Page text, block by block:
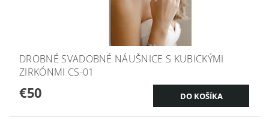
DROBNÉ SVADOBNÉ NÁUŠNICE S KUBICKÝMI
ZIRKÓNMI CS-01
€50